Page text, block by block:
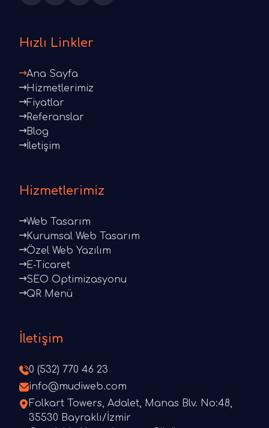
Hızlı Linkler
Ana Sayfa
Hizmetlerimiz
Fiyatlar
Referanslar
Blog
İletişim
Hizmetlerimiz
Web Tasarım
Kurumsal Web Tasarım
Özel Web Yazılım
E-Ticaret
SEO Optimizasyonu
QR Menü
İletişim
0 (532) 770 46 23
info@mudiweb.com
Folkart Towers, Adalet, Manas Blv. No:48,
35530 Bayraklı/İzmir